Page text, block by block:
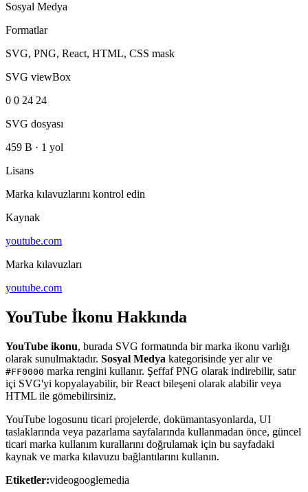
Sosyal Medya
Formatlar
SVG, PNG, React, HTML, CSS mask
SVG viewBox
0 0 24 24
SVG dosyası
459 B · 1 yol
Lisans
Marka kılavuzlarını kontrol edin
Kaynak
youtube.com
Marka kılavuzları
youtube.com
YouTube İkonu Hakkında
YouTube ikonu, burada SVG formatında bir marka ikonu varlığı
olarak sunulmaktadır. Sosyal Medya kategorisinde yer alır ve
#FF0000 marka rengini kullanır. Şeffaf PNG olarak indirebilir, satır
içi SVG'yi kopyalayabilir, bir React bileşeni olarak alabilir veya
HTML ile gömebilirsiniz.
YouTube logosunu ticari projelerde, dokümantasyonlarda, UI
taslaklarında veya pazarlama sayfalarında kullanmadan önce, güncel
ticari marka kullanım kurallarını doğrulamak için bu sayfadaki
kaynak ve marka kılavuzu bağlantılarını kullanın.
Etiketler:videogooglemedia